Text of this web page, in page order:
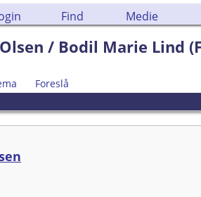
Find Medie
/ Bodil Marie Lind
Foreslå